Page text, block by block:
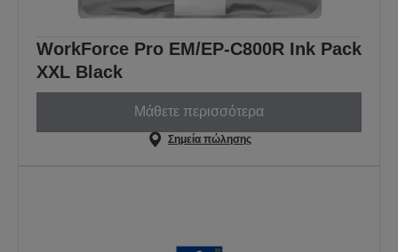
WorkForce Pro EM/EP-C800R Ink Pack
XXL Black
Μάθετε περισσότερα
Σημεία πώλησης